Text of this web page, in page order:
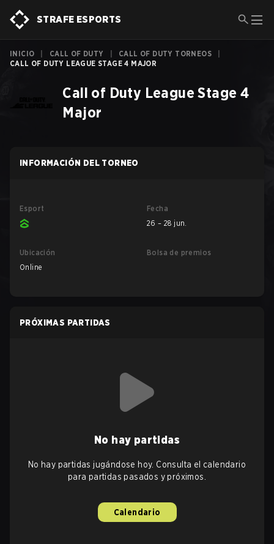
STRAFE ESPORTS
INICIO CALL OF DUTY CALL OF DUTY TORNEOS
CALL OF DUTY LEAGUE STAGE 4 MAJOR
Call of Duty League Stage 4
Major
INFORMACIÓN DEL TORNEO
Esport
Fecha
26 – 28 jun.
Ubicación
Online
Bolsa de premios
PRÓXIMAS PARTIDAS
No hay partidas
No hay partidas jugándose hoy. Consulta el calendario
para partidas pasados y próximos.
Calendario